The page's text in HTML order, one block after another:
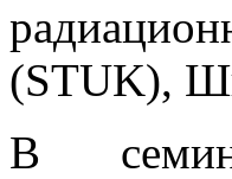
(STUK),
В